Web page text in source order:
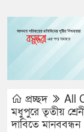
প্রচ্ছদ All
মধুপুরে তৃতীয়
দাবিতে মানববন্ধন